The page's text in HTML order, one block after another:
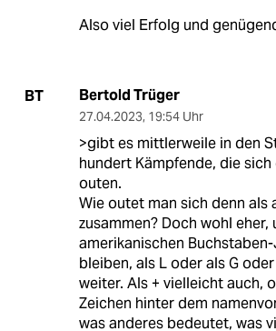
Also viel Erfolg und
BT Bertold Trüger
27.04.2023, 19:54 Uhr
>gibt es mittlerweile in den
hundert Kämpfende, die sich
outen.
Wie outet man sich denn als
zusammen? Doch wohl eher,
amerikanischen
bleiben, als L oder als G
weiter. Als + vielleicht auch,
Zeichen hinter dem
was anderes bedeutet, was